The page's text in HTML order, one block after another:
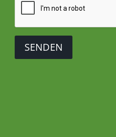
SENDEN